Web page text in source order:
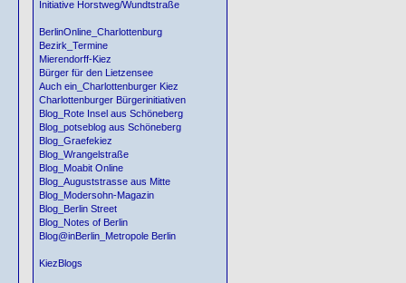
Initiative Horstweg/Wundtstraße
BerlinOnline_Charlottenburg
Bezirk_Termine
Mierendorff-Kiez
Bürger für den Lietzensee
Auch ein_Charlottenburger Kiez
Charlottenburger Bürgerinitiativen
Blog_Rote Insel aus Schöneberg
Blog_potseblog aus Schöneberg
Blog_Graefekiez
Blog_Wrangelstraße
Blog_Moabit Online
Blog_Auguststrasse aus Mitte
Blog_Modersohn-Magazin
Blog_Berlin Street
Blog_Notes of Berlin
Blog@inBerlin_Metropole Berlin
KiezBlogs